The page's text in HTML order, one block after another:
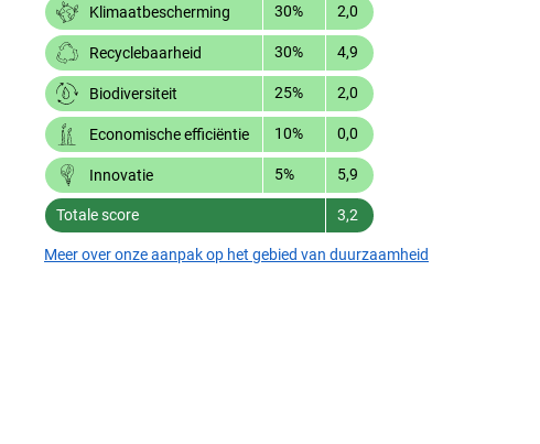
Klimaatbescherming 30% 2,0
Recyclebaarheid 30% 4,9
Biodiversiteit 25% 2,0
Economische efficiëntie 10% 0,0
Innovatie 5% 5,9
Totale score 3,2
Meer over onze aanpak op het gebied van duurzaamheid